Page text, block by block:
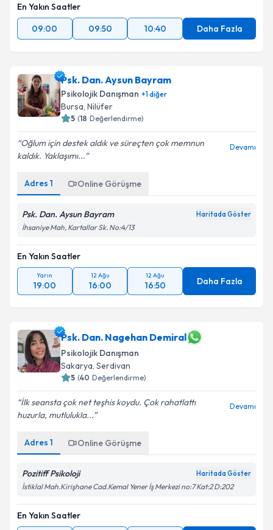
En Yakın Saatler
09:00
09:50 10:40 Daha Fazla
Psk. Dan. Aysun Bayram
Psikolojik Danışman +1diğer
Bursa, Nilüfer
5 (18 Değerlendirme)
Oğlum için destek aldık ve süreçten çok memnun
kaldık. Yaklaşımı...
Devamı
Adres 1 Online Görüşme
Psk. Dan. Aysun Bayram Haritada Göster
İhsaniye Mah, Kartallar Sk. No:4/13
En Yakın Saatler
Yarın
19:00
12 Ağu
16:00
12 Ağu
16:50 Daha Fazla
Psk. Dan. Nagehan Demiral
Psikolojik Danışman
Sakarya, Serdivan
5 (40 Değerlendirme)
İlk seansta çok net teşhis koydu. Çok rahatlattı
huzurla, mutlulukla...
Devamı
Adres 1 Online Görüşme
Pozitiff Psikoloji Haritada Göster
İstiklal Mah.Kirişhane Cad.Kemal Yener İş Merkezi no:7 Kat:2 D:202
En Yakın Saatler